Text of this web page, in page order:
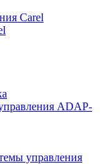
Carel
ADAP-
управления